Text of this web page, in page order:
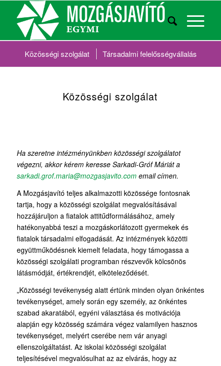
Közösségi szolgálat Társadalmi felelősségvállalás
Közösségi szolgálat
Ha szeretne intézményünkben közösségi szolgálatot
végezni, akkor kérem keresse Sarkadi-Gróf Máriát a
sarkadi.grof.maria@mozgasjavito.comemail címen.
A Mozgásjavító teljes alkalmazotti közössége fontosnak
tartja, hogy a közösségi szolgálat megvalósításával
hozzájáruljon a fiatalok attitűdformálásához, amely
hatékonyabbá teszi a mozgáskorlátozott gyermekek és
fiatalok társadalmi elfogadását. Az intézmények közötti
együttműködésnek kiemelt feladata, hogy támogassa a
közösségi szolgálati programban részvevők kölcsönös
látásmódját, értékrendjét, elköteleződését.
„Közösségi tevékenység alatt értünk minden olyan önkéntes
tevékenységet, amely során egy személy, az önkéntes
szabad akaratából, egyéni választása és motivációja
alapján egy közösség számára végez valamilyen hasznos
tevékenységet, melyért cserébe nem vár anyagi
ellenszolgáltatást. Az iskolai közösségi szolgálat
teljesítésével megvalósulhat az az elvárás, hogy az